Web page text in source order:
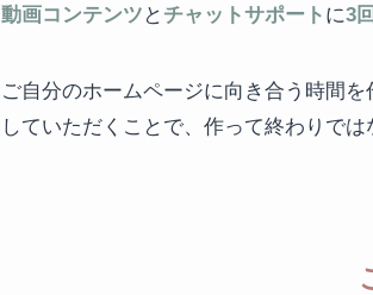
動画コンテンツ と チャットサポート に3
ご自分のホームページに向き合う時間
していただくことで、作って終わりで